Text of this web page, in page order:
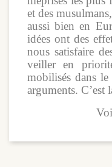
et des
aussi bien en
idées ont des
nous satisfaire
veiller en
mobilisés dans
arguments. C’est